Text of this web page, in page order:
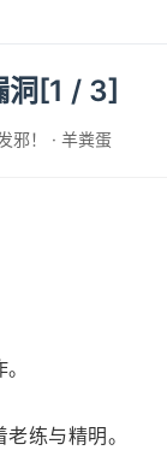
洞[1 / 3]
邪！ · 羊粪蛋
练与精明。